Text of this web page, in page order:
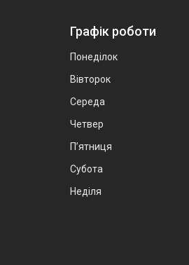
Графік роботи
Понеділок
Вівторок
Середа
Четвер
Пʼятниця
Субота
Неділя